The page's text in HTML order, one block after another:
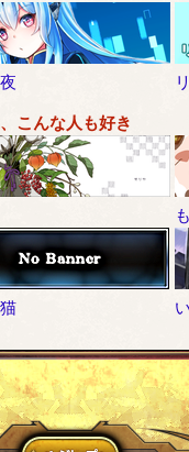
こんな人も好き